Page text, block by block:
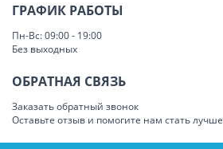
ГРАФИК РАБОТЫ
Пн-Вс: 09:00 - 19:00
Без выходных
ОБРАТНАЯ СВЯЗЬ
Заказать обратный звонок
Оставьте отзыв и помогите нам стать лучше